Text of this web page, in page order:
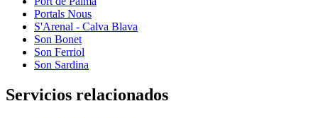
Portals Nous
S'Arenal - Calva Blava
Son Bonet
Son Ferriol
Son Sardina
Servicios relacionados